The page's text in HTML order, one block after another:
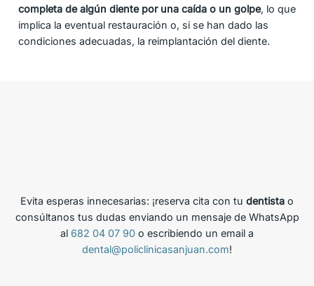
completa de algún diente por una caída o un golpe, lo que
implica la eventual restauración o, si se han dado las
condiciones adecuadas, la reimplantación del diente.
Evita esperas innecesarias: ¡reserva cita con tu dentista o
consúltanos tus dudas enviando un mensaje de WhatsApp
al 682 04 07 90 o escribiendo un email a
dental@policlinicasanjuan.com!